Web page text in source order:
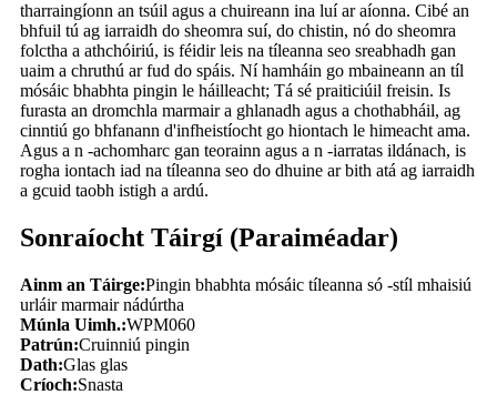
tharraingíonn an tsúil agus a chuireann ina luí ar aíonna. Cibé an
bhfuil tú ag iarraidh do sheomra suí, do chistin, nó do sheomra
folctha a athchóiriú, is féidir leis na tíleanna seo sreabhadh gan
uaim a chruthú ar fud do spáis. Ní hamháin go mbaineann an tíl
mósáic bhabhta pingin le háilleacht; Tá sé praiticiúil freisin. Is
furasta an dromchla marmair a ghlanadh agus a chothabháil, ag
cinntiú go bhfanann d'infheistíocht go hiontach le himeacht ama.
Agus a n -achomharc gan teorainn agus a n -iarratas ildánach, is
rogha iontach iad na tíleanna seo do dhuine ar bith atá ag iarraidh
a gcuid taobh istigh a ardú.
Sonraíocht Táirgí (Paraiméadar)
Ainm an Táirge:Pingin bhabhta mósáic tíleanna só -stíl mhaisiú
urláir marmair nádúrtha
Múnla Uimh.:WPM060
Patrún:Cruinniú pingin
Dath:Glas glas
Críoch:Snasta